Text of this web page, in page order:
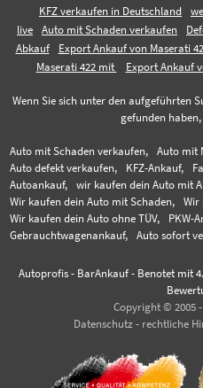
KFZ verkaufen in Deutschland
live
Auto mit Schaden verkaufen
Abkauf
Export Ankauf von Maserati
Maserati 422 mit
Export Ankauf
Wenn Sie sich unter den aufgeführten
gefunden
Auto mit Schaden verkaufen,
Auto mit
Auto defekt verkaufen,
KFZ-Ankauf,
Autoankauf,
wir kaufen dein Auto mit
Wir kaufen dein Auto mit Schaden,
Wir
Wir kaufen dein Auto ohne TÜV,
PKW-
Gebrauchtwagenankauf,
Auto sofort
Autoprofis - BarAnkauf- Benotet mit
Copyright © 2005
Datenschutz - rechtliche